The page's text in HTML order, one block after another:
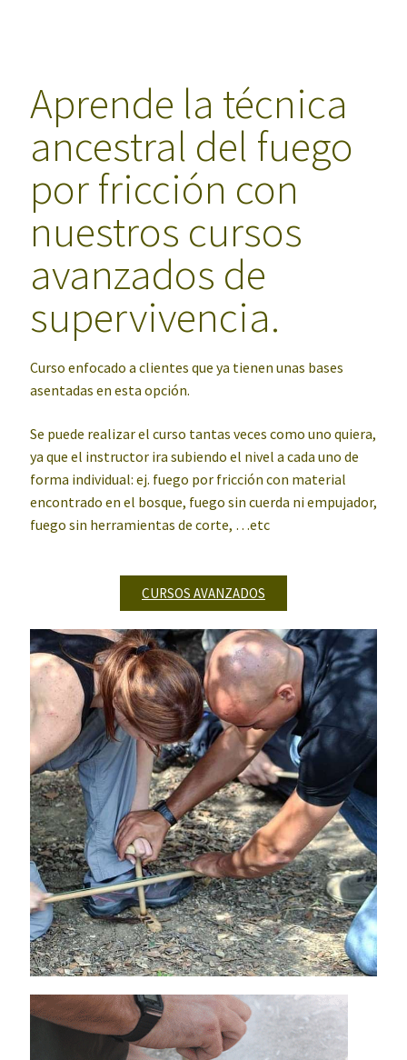
Aprende la técnica
ancestral del fuego
por fricción con
nuestros cursos
avanzados de
supervivencia.
Curso enfocado a clientes que ya tienen unas bases
asentadas en esta opción.
Se puede realizar el curso tantas veces como uno quiera,
ya que el instructor ira subiendo el nivel a cada uno de
forma individual: ej. fuego por fricción con material
encontrado en el bosque, fuego sin cuerda ni empujador,
fuego sin herramientas de corte, …etc
CURSOS AVANZADOS